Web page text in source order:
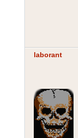
laborant